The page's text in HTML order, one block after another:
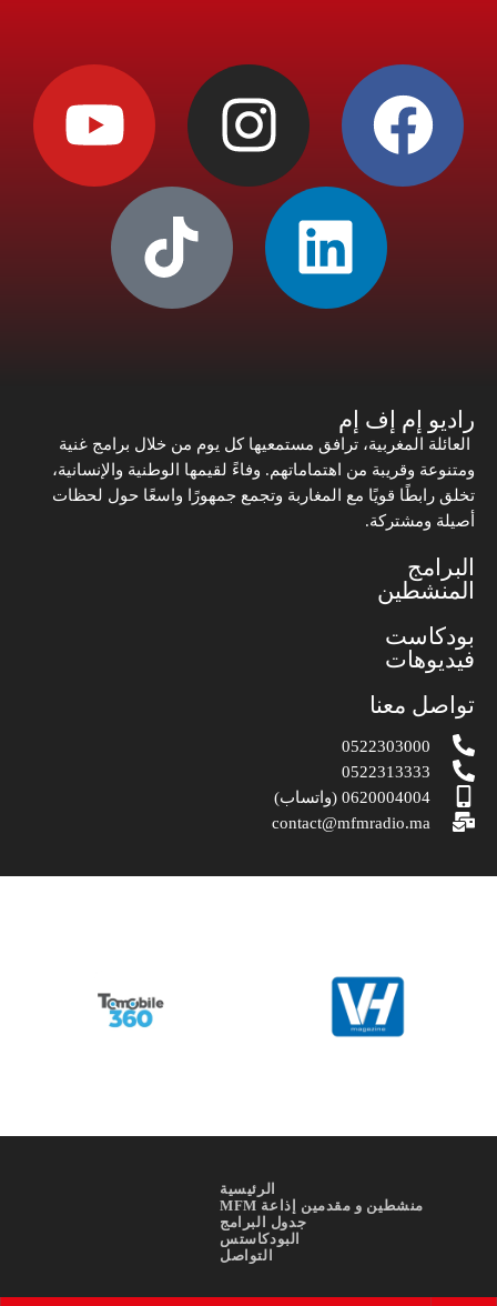
راديو إم إف إم
العائلة المغربية، ترافق مستمعيها كل يوم من خلال برامج غنية
ومتنوعة وقريبة من اهتماماتهم. وفاءً لقيمها الوطنية والإنسانية،
تخلق رابطًا قويًا مع المغاربة وتجمع جمهورًا واسعًا حول لحظات
أصيلة ومشتركة.
البرامج
المنشطين
بودكاست
فيديوهات
تواصل معنا
0522303000
0522313333
0620004004 (واتساب)
contact@mfmradio.ma
الرئيسية
منشطين و مقدمين إذاعة MFM
جدول البرامج
البودكاستس
التواصل